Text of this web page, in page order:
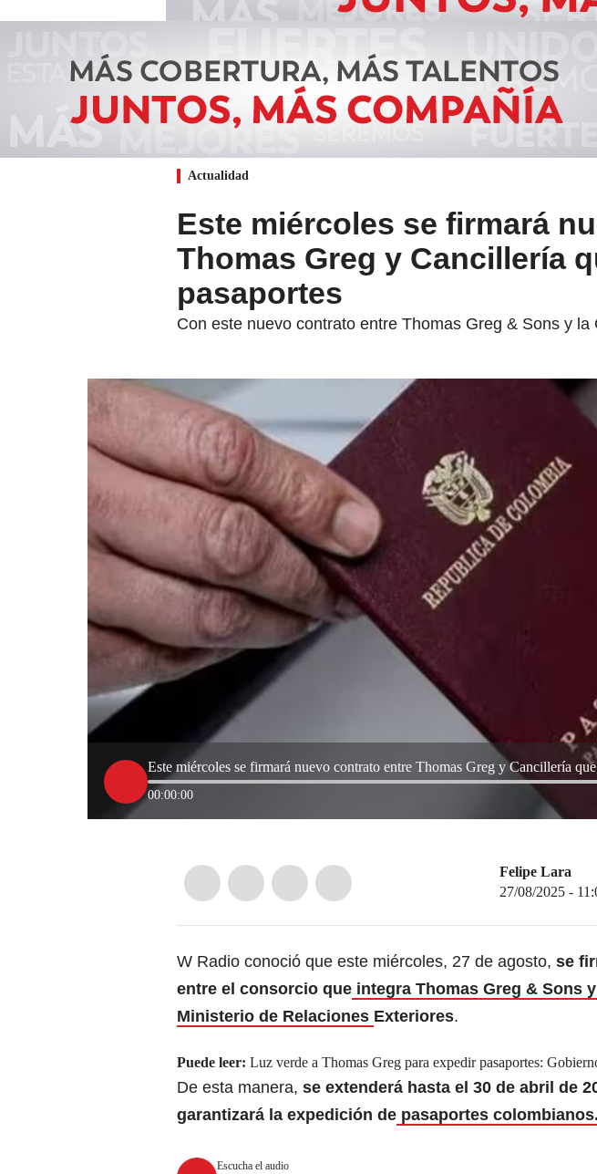
Actualidad
Este miércoles se firmará
Thomas Greg y Cancillería
pasaportes
Con este nuevo contrato entre Thomas Greg & Sons y
Este miércoles se firmará nuevo contrato entre Thomas Greg y Cancillería
00:00:00
Felipe Lara
27/08/2025 -
W Radio conoció que este miércoles, 27 de agosto, se
entre el consorcio que integra Thomas Greg & Sons
Ministerio de Relaciones Exteriores.
Puede leer: Luz verde a Thomas Greg para expedir pasaportes:
De esta manera, se extenderá hasta el 30 de abril de
garantizará la expedición de pasaportes colombianos.
Escucha el audio